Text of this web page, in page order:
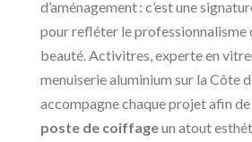
d’aménagement : c’est une
pour refléter le professionnalisme
beauté. Activitres, experte en
menuiserie aluminium sur la Côte
accompagne chaque projet afin
poste de coiffageun atout